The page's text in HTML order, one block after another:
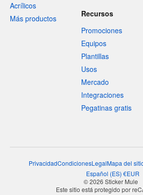
Acrílicos
Más productos
Recursos
Promociones
Equipos
Plantillas
Usos
Mercado
Integraciones
Pegatinas gratis
PrivacidadCondicionesLegalMapa del
Español (ES) €EUR
© 2026 Sticker Mule
Este sitio está protegido por